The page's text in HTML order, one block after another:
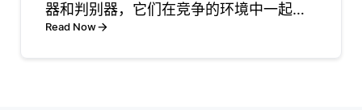
的优化问题的潜
在答案。为了开
作。开发者不必
器和判别器，它们在竞争的环境中一起训
练。生成器根据随机噪声生成新的数据样
Read Now